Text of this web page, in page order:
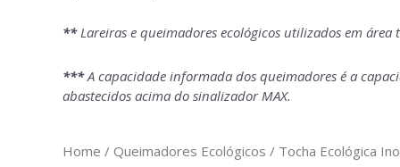
**Lareiras e queimadores ecológicos utilizados em
***A capacidade informada dos queimadores é a
abastecidos acima do sinalizador MAX.
Home / Queimadores Ecológicos / Tocha Ecológica